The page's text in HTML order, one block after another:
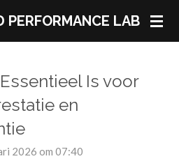
PERFORMANCE LAB
Is voor
en
2026 om 07:40